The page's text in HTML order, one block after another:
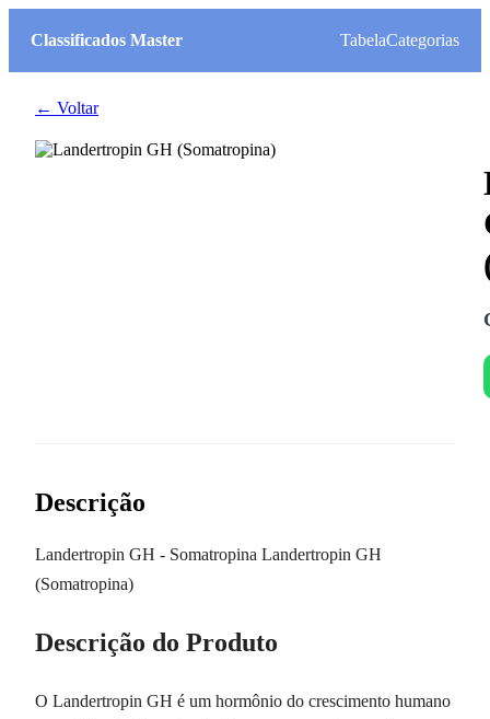
Classificados Master TabelaCategorias
← Voltar
Descrição
Landertropin GH - Somatropina Landertropin GH
(Somatropina)
Descrição do Produto
O Landertropin GH é um hormônio do crescimento humano